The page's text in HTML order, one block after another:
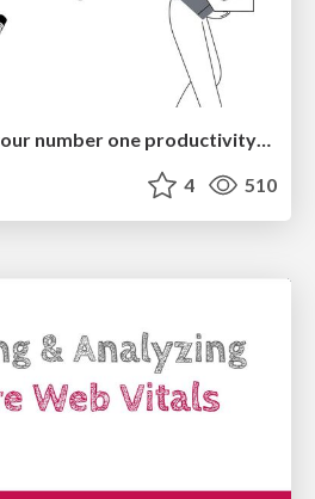
Utilizing Notion as your number one productivity tool
4 510